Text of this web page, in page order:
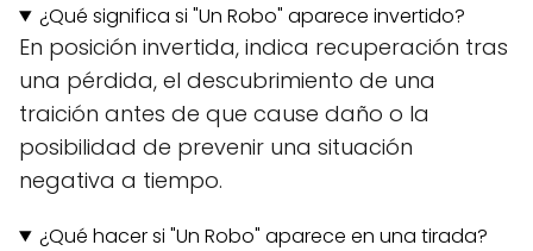
¿Qué significa si "Un Robo" aparece invertido?
En posición invertida, indica recuperación tras
una pérdida, el descubrimiento de una
traición antes de que cause daño o la
posibilidad de prevenir una situación
negativa a tiempo.
¿Qué hacer si "Un Robo" aparece en una tirada?